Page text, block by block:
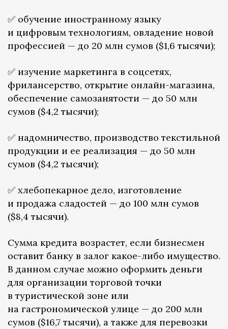
✅ обучение иностранному языку
и цифровым технологиям, овладение новой
профессией — до 20 млн сумов ($1,6 тысячи);
✅ изучение маркетинга в соцсетях,
фрилансерство, открытие онлайн-магазина,
обеспечение самозанятости — до 50 млн
сумов ($4,2 тысячи);
✅ надомничество, производство текстильной
продукции и ее реализация — до 50 млн
сумов ($4,2 тысячи);
✅ хлебопекарное дело, изготовление
и продажа сладостей — до 100 млн сумов
($8,4 тысячи).
Сумма кредита возрастет, если бизнесмен
оставит банку в залог какое-либо имущество.
В данном случае можно оформить деньги
для организации торговой точки
в туристической зоне или
на гастрономической улице — до 200 млн
сумов ($16,7 тысячи), а также для перевозки